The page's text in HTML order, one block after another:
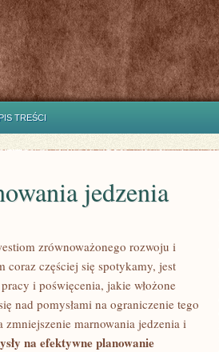
TREŚCI
jedzenia
zrównoważonego rozwoju i
częściej się spotykamy, jest
i poświęcenia, jakie włożone
nad pomysłami na ograniczenie tego
marnowania jedzenia i
na efektywne planowanie